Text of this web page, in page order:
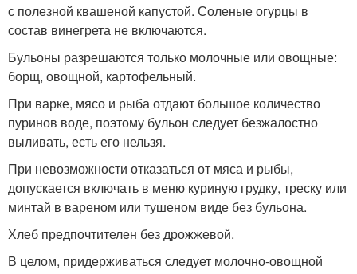
с полезной квашеной капустой. Соленые огурцы в
состав винегрета не включаются.
Бульоны разрешаются только молочные или овощные:
борщ, овощной, картофельный.
При варке, мясо и рыба отдают большое количество
пуринов воде, поэтому бульон следует безжалостно
выливать, есть его нельзя.
При невозможности отказаться от мяса и рыбы,
допускается включать в меню куриную грудку, треску или
минтай в вареном или тушеном виде без бульона.
Хлеб предпочтителен без дрожжевой.
В целом, придерживаться следует молочно-овощной